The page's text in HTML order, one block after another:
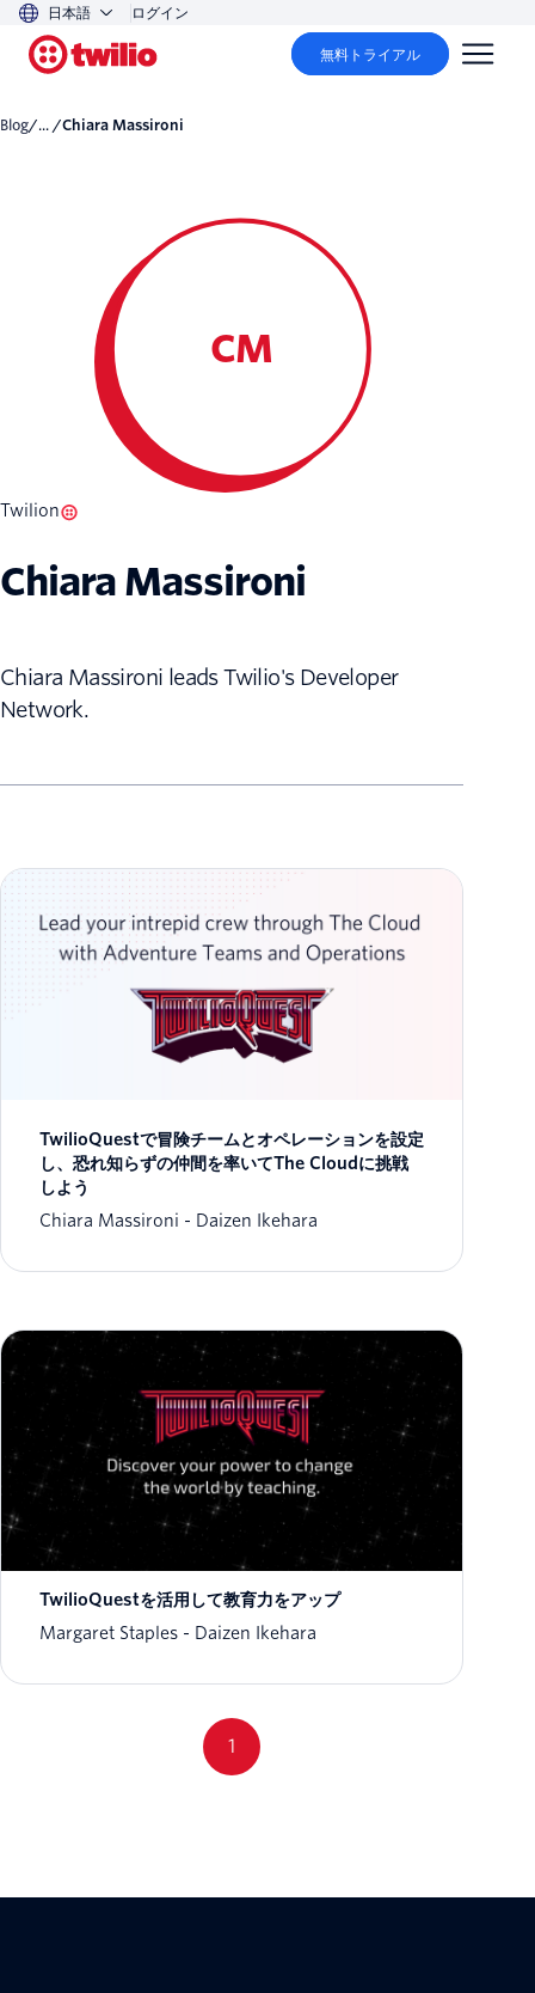
日本語 ログイン
無料トライアル
Blog/... / Chiara Massironi
CM
Twilion
Chiara Massironi
Chiara Massironi leads Twilio's Developer
Network.
TwilioQuestで冒険チームとオペレーションを設定
し、恐れ知らずの仲間を率いてThe Cloudに挑戦
しよう
Chiara Massironi
Daizen Ikehara
TwilioQuestを活用して教育力をアップ
Margaret Staples
Daizen Ikehara
1